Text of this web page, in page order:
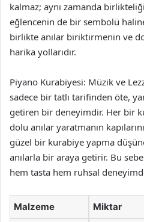
kalmaz; aynı zamanda
eğlencenin de bir sembolü
birlikte anılar biriktirmenin ve
harika yollarıdır.
Piyano Kurabiyesi: Müzik ve
sadece bir tatlı tarifinden öte,
getiren bir deneyimdir. Her bir
dolu anılar yaratmanın
güzel bir kurabiye yapma
anılarla bir araya getirir. Bu
hem tasta hem ruhsal
Malzeme Miktar